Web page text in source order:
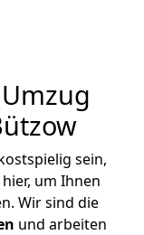
sein,
um Ihnen
Wir sind die
und arbeiten